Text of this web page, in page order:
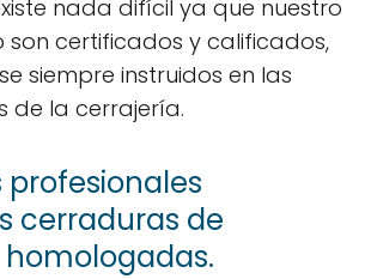
nada difícil ya que nuestro
son certificados y calificados,
siempre instruidos en las
de la cerrajería.
profesionales
cerraduras de